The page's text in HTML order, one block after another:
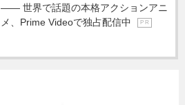
―― 世界で話題の本格アクションアニ
メ、Prime Videoで独占配信中
P R